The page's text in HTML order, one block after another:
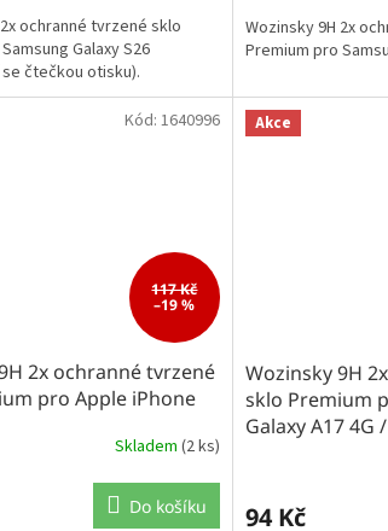
ochranné tvrzené sklo
Galaxy S26
čtečkou otisku).
Wozinsky 9H 2x
Premium pro
117 Kč
–19 %
2x ochranné tvrzené
pro Apple iPhone
Skladem (2 ks)
Do košíku
Kód: 1640996 Akce
Wozinsky 9H
sklo Premium
Galaxy A17 4G
94 Kč